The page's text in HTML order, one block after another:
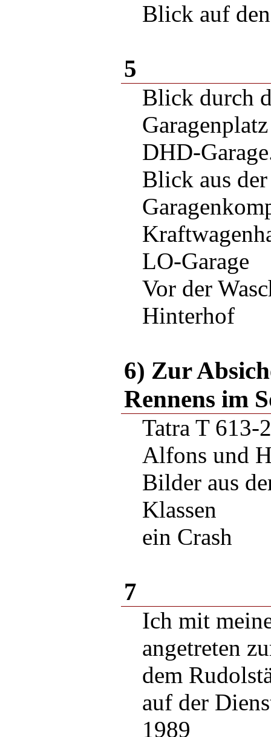
Blick auf
5
Blick durch
Garagenplatz
DHD-
Blick aus
LO-Garage
Vor der
Hinterhof
6) Zur
Rennens im
Tatra T 613-2
Alfons und
Bilder aus
Klassen
ein Crash
7
Ich mit
angetreten
dem
auf der
1989